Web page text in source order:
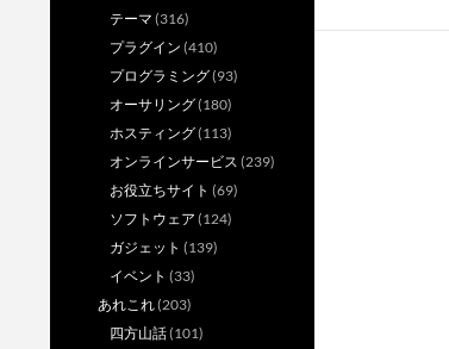
テーマ (316)
プラグイン (410)
プログラミング(93)
オーサリング(180)
ホスティング(113)
オンラインサービス (239)
お役立ちサイト (69)
ソフトウェア (124)
ガジェット (139)
イベント (33)
あれこれ(203)
四方山話(101)